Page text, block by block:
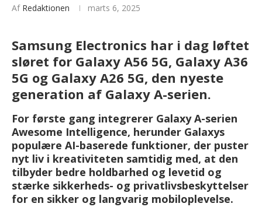
Af Redaktionen marts 6, 2025
Samsung Electronics har i dag løftet
sløret for Galaxy A56 5G, Galaxy A36
5G og Galaxy A26 5G, den nyeste
generation af Galaxy A-serien.
For første gang integrerer Galaxy A-serien
Awesome Intelligence, herunder Galaxys
populære AI-baserede funktioner, der puster
nyt liv i kreativiteten samtidig med, at den
tilbyder bedre holdbarhed og levetid og
stærke sikkerheds- og privatlivsbeskyttelser
for en sikker og langvarig mobiloplevelse.